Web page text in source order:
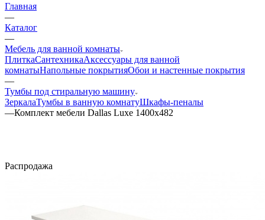
Главная
—
Каталог
—
Мебель для ванной комнаты
ПлиткаСантехникаАксессуары для ванной
комнатыНапольные покрытияОбои и настенные покрытия
—
Тумбы под стиральную машину
ЗеркалаТумбы в ванную комнатуШкафы-пеналы
—Комплект мебели Dallas Luxe 1400х482
Распродажа